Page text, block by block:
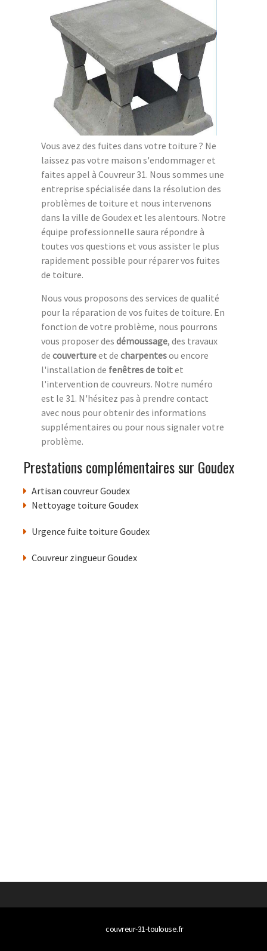
Vous avez des fuites dans votre toiture ? Ne
laissez pas votre maison s'endommager et
faites appel à Couvreur 31. Nous sommes une
entreprise spécialisée dans la résolution des
problèmes de toiture et nous intervenons
dans la ville de Goudex et les alentours. Notre
équipe professionnelle saura répondre à
toutes vos questions et vous assister le plus
rapidement possible pour réparer vos fuites
de toiture.
Nous vous proposons des services de qualité
pour la réparation de vos fuites de toiture. En
fonction de votre problème, nous pourrons
vous proposer des démoussage, des travaux
de couvertureet de charpentesou encore
l'installation de fenêtres de toitet
l'intervention de couvreurs. Notre numéro
est le 31. N'hésitez pas à prendre contact
avec nous pour obtenir des informations
supplémentaires ou pour nous signaler votre
problème.
Prestations complémentaires sur Goudex
Artisan couvreur Goudex
Nettoyage toiture Goudex
Urgence fuite toiture Goudex
Couvreur zingueur Goudex
couvreur-31-toulouse.fr